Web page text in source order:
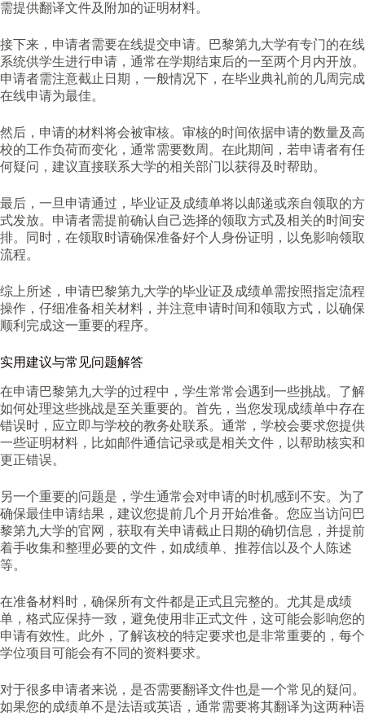
需提供翻译文件及附加的证明材料。
接下来，申请者需要在线提交申请。巴黎第九大学有专门的在线
系统供学生进行申请，通常在学期结束后的一至两个月内开放。
申请者需注意截止日期，一般情况下，在毕业典礼前的几周完成
在线申请为最佳。
然后，申请的材料将会被审核。审核的时间依据申请的数量及高
校的工作负荷而变化，通常需要数周。在此期间，若申请者有任
何疑问，建议直接联系大学的相关部门以获得及时帮助。
最后，一旦申请通过，毕业证及成绩单将以邮递或亲自领取的方
式发放。申请者需提前确认自己选择的领取方式及相关的时间安
排。同时，在领取时请确保准备好个人身份证明，以免影响领取
流程。
综上所述，申请巴黎第九大学的毕业证及成绩单需按照指定流程
操作，仔细准备相关材料，并注意申请时间和领取方式，以确保
顺利完成这一重要的程序。
实用建议与常见问题解答
在申请巴黎第九大学的过程中，学生常常会遇到一些挑战。了解
如何处理这些挑战是至关重要的。首先，当您发现成绩单中存在
错误时，应立即与学校的教务处联系。通常，学校会要求您提供
一些证明材料，比如邮件通信记录或是相关文件，以帮助核实和
更正错误。
另一个重要的问题是，学生通常会对申请的时机感到不安。为了
确保最佳申请结果，建议您提前几个月开始准备。您应当访问巴
黎第九大学的官网，获取有关申请截止日期的确切信息，并提前
着手收集和整理必要的文件，如成绩单、推荐信以及个人陈述
等。
在准备材料时，确保所有文件都是正式且完整的。尤其是成绩
单，格式应保持一致，避免使用非正式文件，这可能会影响您的
申请有效性。此外，了解该校的特定要求也是非常重要的，每个
学位项目可能会有不同的资料要求。
对于很多申请者来说，是否需要翻译文件也是一个常见的疑问。
如果您的成绩单不是法语或英语，通常需要将其翻译为这两种语